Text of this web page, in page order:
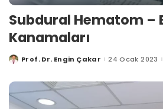
Subdural Hematom –
Kanamaları
PostedProf. Dr. Engin Çakar 24 Ocak 2023